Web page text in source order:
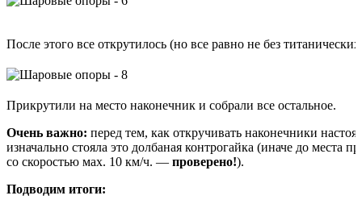
После этого все открутилось (но все равно не без
Прикрутили на место наконечник и собрали все остальное.
Очень важно: перед тем, как откручивать наконечники
изначально стояла это долбаная контрогайка (иначе до места
со скоростью мах. 10 км/ч. — проверено!).
Подводим итоги: